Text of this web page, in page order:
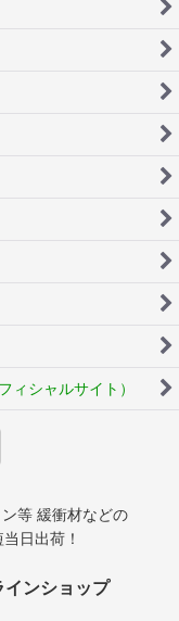
ィシャルサイト）
等 緩衝材などの
日出荷！
ンショップ